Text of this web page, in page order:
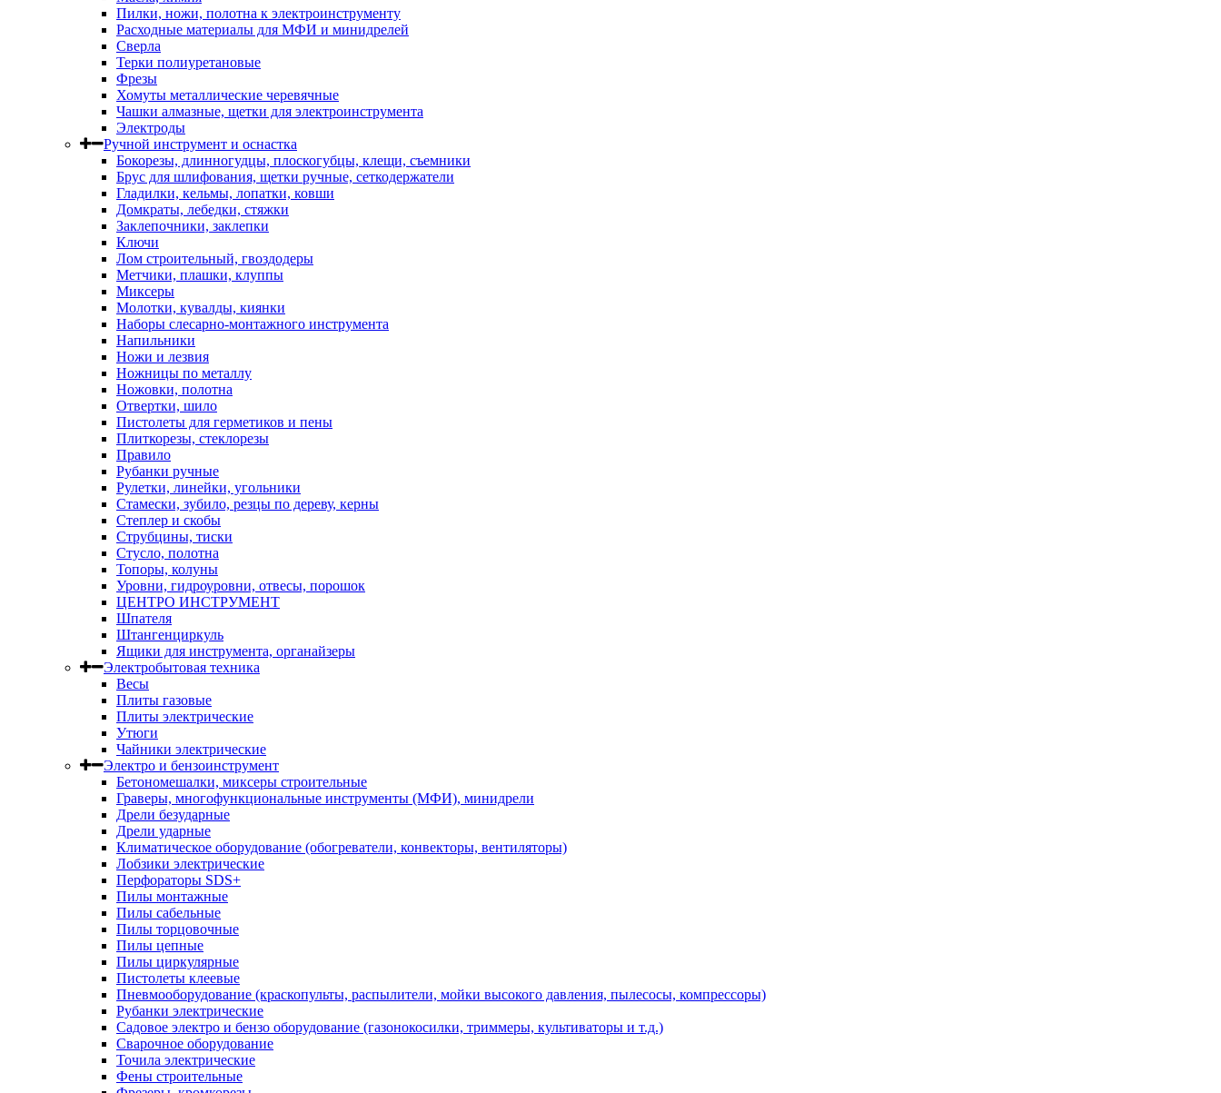
Пилки, ножи, полотна к электроинструменту
Расходные материалы для МФИ и минидрелей
Сверла
Терки полиуретановые
Фрезы
Хомуты металлические черевячные
Чашки алмазные, щетки для электроинструмента
Электроды
Ручной инструмент и оснастка
Бокорезы, длинногудцы, плоскогубцы, клещи, съемники
Брус для шлифования, щетки ручные, сеткодержатели
Гладилки, кельмы, лопатки, ковши
Домкраты, лебедки, стяжки
Заклепочники, заклепки
Ключи
Лом строительный, гвоздодеры
Метчики, плашки, клуппы
Миксеры
Молотки, кувалды, киянки
Наборы слесарно-монтажного инструмента
Напильники
Ножи и лезвия
Ножницы по металлу
Ножовки, полотна
Отвертки, шило
Пистолеты для герметиков и пены
Плиткорезы, стеклорезы
Правило
Рубанки ручные
Рулетки, линейки, угольники
Стамески, зубило, резцы по дереву, керны
Степлер и скобы
Струбцины, тиски
Стусло, полотна
Топоры, колуны
Уровни, гидроуровни, отвесы, порошок
ЦЕНТРО ИНСТРУМЕНТ
Шпателя
Штангенциркуль
Ящики для инструмента, органайзеры
Электробытовая техника
Весы
Плиты газовые
Плиты электрические
Утюги
Чайники электрические
Электро и бензоинструмент
Бетономешалки, миксеры строительные
Граверы, многофункциональные инструменты (МФИ), минидрели
Дрели безударные
Дрели ударные
Климатическое оборудование (обогреватели, конвекторы, вентиляторы)
Лобзики электрические
Перфораторы SDS+
Пилы монтажные
Пилы сабельные
Пилы торцовочные
Пилы цепные
Пилы циркулярные
Пистолеты клеевые
Пневмооборудование (краскопульты, распылители, мойки высокого давления, пылесосы, компрессоры)
Рубанки электрические
Садовое электро и бензо оборудование (газонокосилки, триммеры, культиваторы и т.д.)
Сварочное оборудование
Точила электрические
Фены строительные